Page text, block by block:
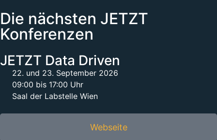
Die nächsten JETZT
Konferenzen
JETZT Data Driven
22. und 23. September 2026
09:00 bis 17:00 Uhr
Saal der Labstelle Wien
Webseite